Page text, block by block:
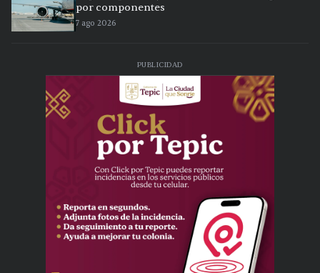
por componentes
7 ago 2026
PUBLICIDAD